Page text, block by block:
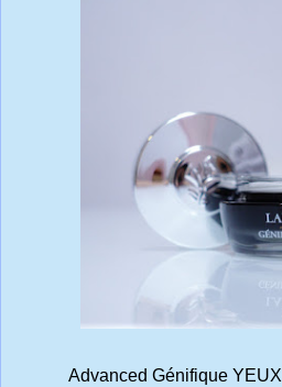
Advanced Génifique YEUX